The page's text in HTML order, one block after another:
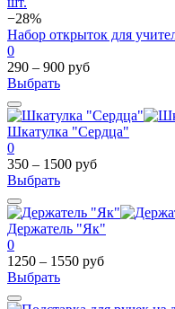
−28%
Набор открыток для
0
290 – 900 руб
Выбрать
Шкатулка "Сердца"
0
350 – 1500 руб
Выбрать
Держатель "Як"
0
1250 – 1550 руб
Выбрать